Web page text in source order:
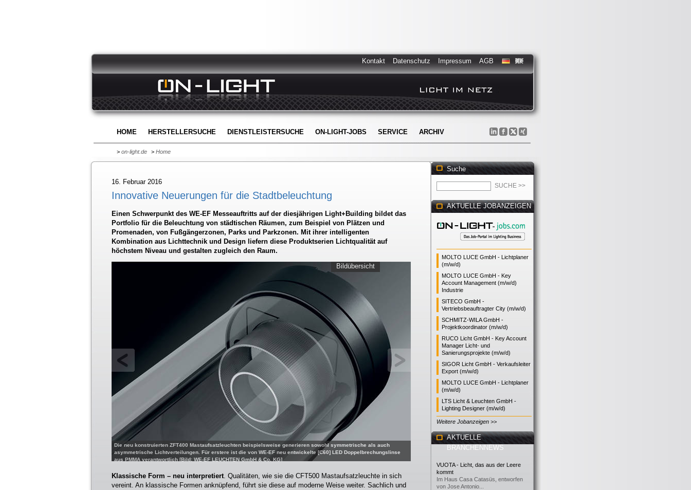
Kontakt Datenschutz Impressum AGB
HOME HERSTELLERSUCHE DIENSTLEISTERSUCHE ON-LIGHT-JOBS SERVICE ARCHIV
> on-light.de > Home
16. Februar 2016
Innovative Neuerungen für die Stadtbeleuchtung
Einen Schwerpunkt des WE-EF Messeauftritts auf der diesjährigen Light+Building bildet das
Portfolio für die Beleuchtung von städtischen Räumen, zum Beispiel von Plätzen und
Promenaden, von Fußgängerzonen, Parks und Parkzonen. Mit ihrer intelligenten
Kombination aus Lichttechnik und Design liefern diese Produktserien Lichtqualität auf
höchstem Niveau und gestalten zugleich den Raum.
Die neu konstruierten ZFT400 Mastaufsatzleuchten beispielsweise generieren sowohl symmetrische als auch
asymmetrische Lichtverteilungen. Für erstere ist die von WE-EF neu entwickelte [C60] LED Doppelbrechungslinse
aus PMMA verantwortlich [Bild: WE-EF LEUCHTEN GmbH & Co. KG]
Bildübersicht
Klassische Form – neu interpretiert. Qualitäten, wie sie die CFT500 Mastaufsatzleuchte in sich
vereint. An klassische Formen anknüpfend, führt sie diese auf moderne Weise weiter. Sachlich und
Suche
AKTUELLE JOBANZEIGEN
MOLTO LUCE GmbH - Lichtplaner
(m/w/d)
MOLTO LUCE GmbH - Key
Account Management (m/w/d)
Industrie
SITECO GmbH -
Vertriebsbeauftragter City (m/w/d)
SCHMITZ-WILA GmbH -
Projektkoordinator (m/w/d)
RUCO Licht GmbH - Key Account
Manager Licht- und
Sanierungsprojekte (m/w/d)
SIGOR Licht GmbH - Verkaufsleiter
Export (m/w/d)
MOLTO LUCE GmbH - Lichtplaner
(m/w/d)
LTS Licht & Leuchten GmbH -
Lighting Designer (m/w/d)
Weitere Jobanzeigen >>
AKTUELLE
BRANCHENNEWS
VUOTA - Licht, das aus der Leere
kommt
Im Haus Casa Catasüs, entworfen
von Jose Antonio...